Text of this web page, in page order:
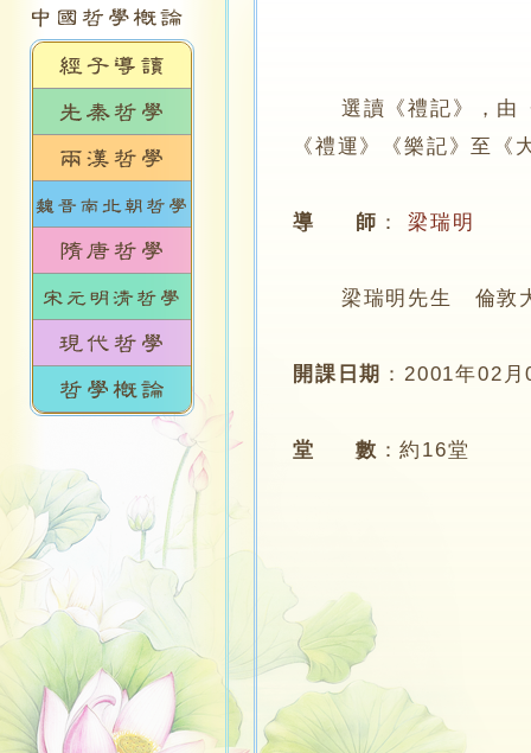
選讀《禮記》，由
《禮運》《樂記》至
導 師 ： 梁瑞明
梁瑞明先生 倫敦大
開課日期 ：2001年02月
堂 數 ：約16堂